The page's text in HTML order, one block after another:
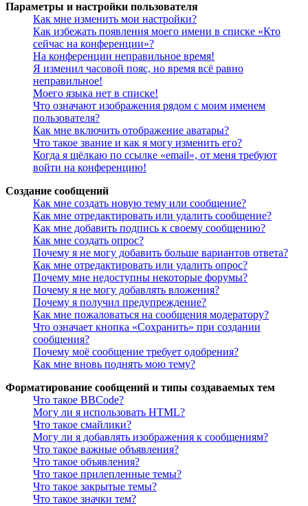
Параметры и настройки пользователя
Как мне изменить мои настройки?
Как избежать появления моего имени в списке «Кто
сейчас на конференции»?
На конференции неправильное время!
Я изменил часовой пояс, но время всё равно
неправильное!
Моего языка нет в списке!
Что означают изображения рядом с моим именем
пользователя?
Как мне включить отображение аватары?
Что такое звание и как я могу изменить его?
Когда я щёлкаю по ссылке «email», от меня требуют
войти на конференцию!
Создание сообщений
Как мне создать новую тему или сообщение?
Как мне отредактировать или удалить сообщение?
Как мне добавить подпись к своему сообщению?
Как мне создать опрос?
Почему я не могу добавить больше вариантов ответа?
Как мне отредактировать или удалить опрос?
Почему мне недоступны некоторые форумы?
Почему я не могу добавлять вложения?
Почему я получил предупреждение?
Как мне пожаловаться на сообщения модератору?
Что означает кнопка «Сохранить» при создании
сообщения?
Почему моё сообщение требует одобрения?
Как мне вновь поднять мою тему?
Форматирование сообщений и типы создаваемых тем
Что такое BBCode?
Могу ли я использовать HTML?
Что такое смайлики?
Могу ли я добавлять изображения к сообщениям?
Что такое важные объявления?
Что такое объявления?
Что такое прилепленные темы?
Что такое закрытые темы?
Что такое значки тем?